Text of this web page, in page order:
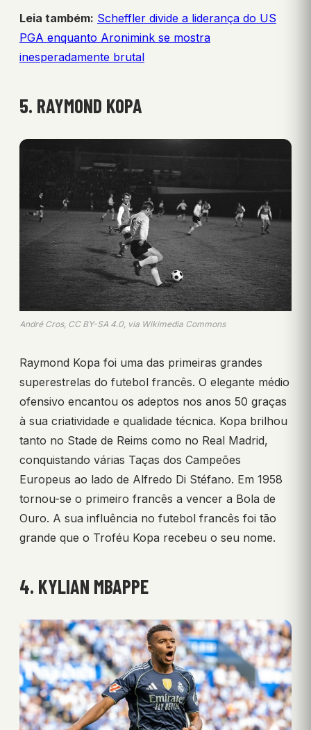
Leia também: Scheffler divide a liderança do US
PGA enquanto Aronimink se mostra
inesperadamente brutal
5. RAYMOND KOPA
André Cros, CC BY-SA 4.0, via Wikimedia Commons
Raymond Kopa foi uma das primeiras grandes
superestrelas do futebol francês. O elegante médio
ofensivo encantou os adeptos nos anos 50 graças
à sua criatividade e qualidade técnica. Kopa brilhou
tanto no Stade de Reims como no Real Madrid,
conquistando várias Taças dos Campeões
Europeus ao lado de Alfredo Di Stéfano. Em 1958
tornou-se o primeiro francês a vencer a Bola de
Ouro. A sua influência no futebol francês foi tão
grande que o Troféu Kopa recebeu o seu nome.
4. KYLIAN MBAPPE